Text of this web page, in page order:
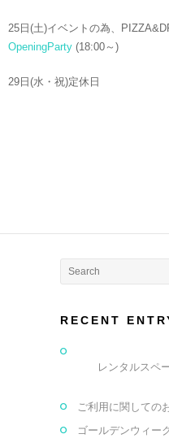
25日(土)イベントの為、
OpeningParty (18:00～)
29日(水・祝)定休日
RECENT
レンタルスペ
ご利用に関しての
ゴールデンウィー